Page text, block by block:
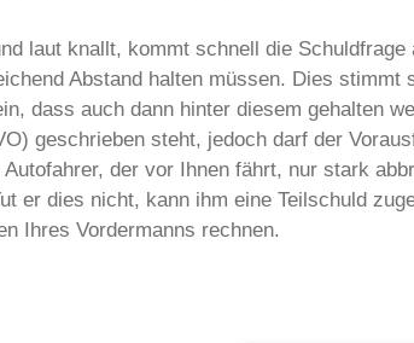
laut knallt, kommt schnell die
Abstand halten müssen. Dies
dass auch dann hinter diesem gehalten
geschrieben steht, jedoch darf der
der vor Ihnen fährt, nur stark
er dies nicht, kann ihm eine Teilschuld
Ihres Vordermanns rechnen.